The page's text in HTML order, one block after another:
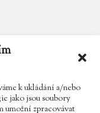
k ukládání a/nebo
jako jsou soubory
umožní zpracovávat